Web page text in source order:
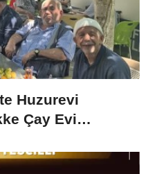
Huzurevi
Çay Evi